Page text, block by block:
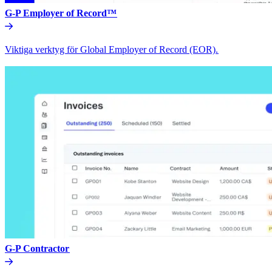
G-P Employer of Record™​​
Viktiga verktyg för Global Employer of Record (EOR).​​
G-P Contractor​​